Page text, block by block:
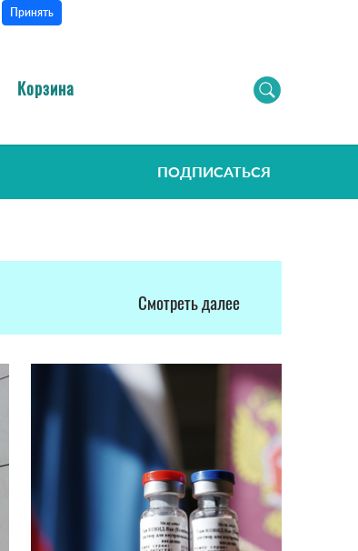
Принять
Корзина
ПОДПИСАТЬСЯ
Смотреть далее